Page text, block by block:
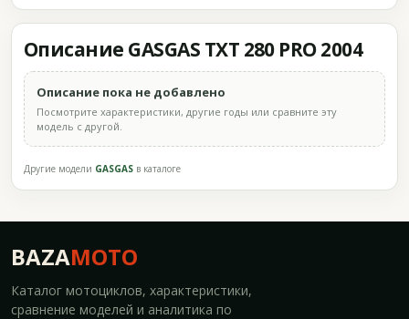
Описание GASGAS TXT 280 PRO 2004
Описание пока не добавлено
Посмотрите характеристики, другие годы или сравните эту
модель с другой.
Другие модели GASGAS в каталоге
BAZAMOTO
Каталог мотоциклов, характеристики,
сравнение моделей и аналитика по